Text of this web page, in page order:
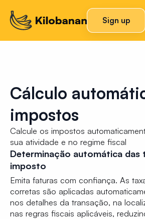
Sign up
Cálculo
impostos
Calcule os impostos
sua atividade e no regime fiscal
Determinação automática das
imposto
Emita faturas com confiança. As
corretas são aplicadas
nos detalhes da transação, na
nas regras fiscais aplicáveis,